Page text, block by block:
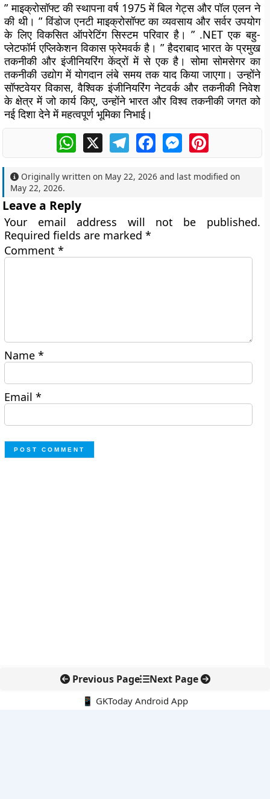
” माइक्रोसॉफ्ट की स्थापना वर्ष 1975 में बिल गेट्स और पॉल एलन ने
की थी। ” विंडोज एनटी माइक्रोसॉफ्ट का व्यवसाय और सर्वर उपयोग
के लिए विकसित ऑपरेटिंग सिस्टम परिवार है। ” .NET एक बहु-
प्लेटफॉर्म एप्लिकेशन विकास फ्रेमवर्क है। ” हैदराबाद भारत के प्रमुख
तकनीकी और इंजीनियरिंग केंद्रों में से एक है। सोमा सोमसेगर का
तकनीकी उद्योग में योगदान लंबे समय तक याद किया जाएगा। उन्होंने
सॉफ्टवेयर विकास, वैश्विक इंजीनियरिंग नेटवर्क और तकनीकी निवेश
के क्षेत्र में जो कार्य किए, उन्होंने भारत और विश्व तकनीकी जगत को
नई दिशा देने में महत्वपूर्ण भूमिका निभाई।
WhatsApp
X TelegramFacebookMessengerPinterest
Originally written on May 22, 2026 and last modified on
May 22, 2026.
Leave a Reply
Your email address will not be published.
Required fields are marked*
Comment*
Name*
Email*
Previous Page Next Page
📱 GKToday Android App